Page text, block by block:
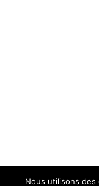
Nous utilisons